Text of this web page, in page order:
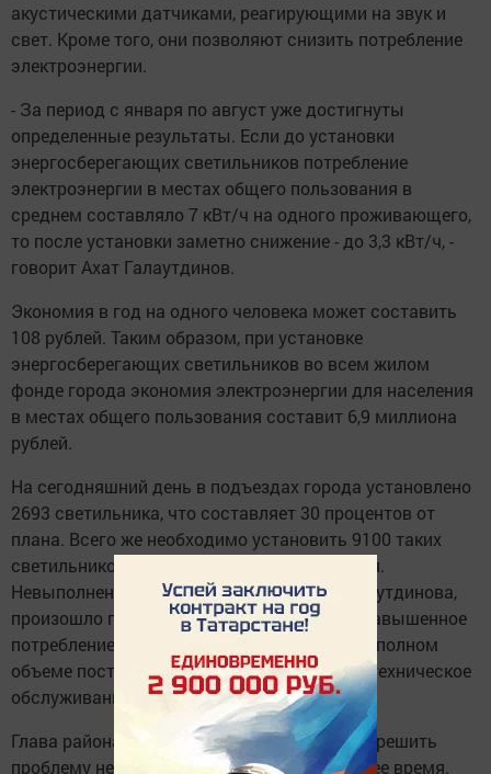
акустическими датчиками, реагирующими на звук и
свет. Кроме того, они позволяют снизить потребление
электроэнергии.
- За период с января по август уже достигнуты
определенные результаты. Если до установки
энергосберегающих светильников потребление
электроэнергии в местах общего пользования в
среднем составляло 7 кВт/ч на одного проживающего,
то после установки заметно снижение - до 3,3 кВт/ч, -
говорит Ахат Галаутдинов.
Экономия в год на одного человека может составить
108 рублей. Таким образом, при установке
энергосберегающих светильников во всем жилом
фонде города экономия электроэнергии для населения
в местах общего пользования составит 6,9 миллиона
рублей.
На сегодняшний день в подъездах города установлено
2693 светильника, что составляет 30 процентов от
плана. Всего же необходимо установить 9100 таких
светильников, и срок был дан до 1 сентября.
Невыполнение плана, по словам Ахата Галаутдинова,
произошло по нескольким причинам - это завышенное
потребление электроэнергии на ОДН, и не в полном
объеме поступление денежных средств за техническое
обслуживание.
Глава района Геннадий Емельянов поручил решить
проблему недофинансирования в ближайшее время.